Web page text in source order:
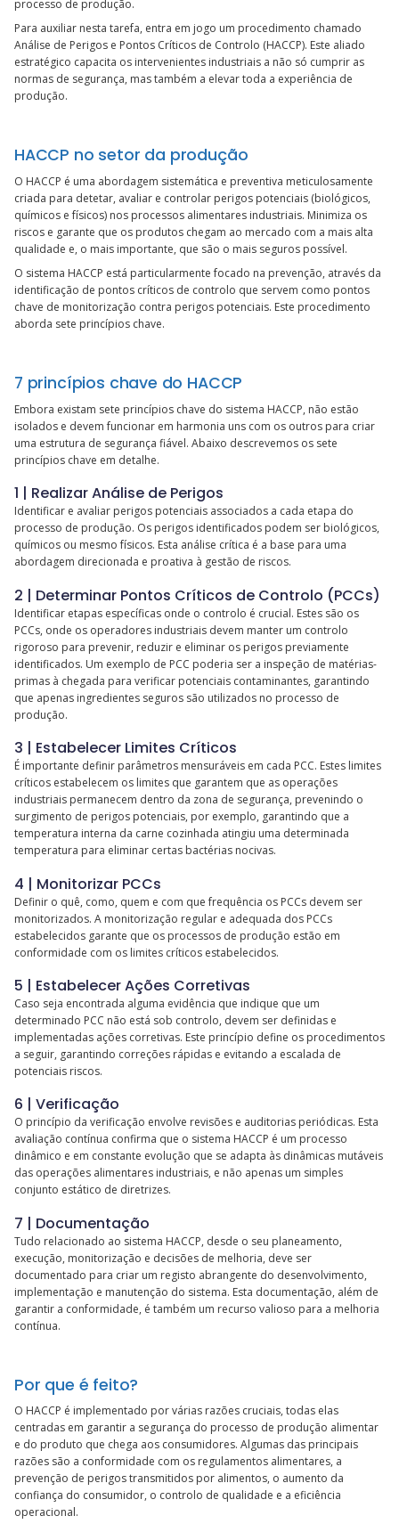
processo de produção.
Para auxiliar nesta tarefa, entra em jogo um procedimento chamado
Análise de Perigos e Pontos Críticos de Controlo (HACCP). Este aliado
estratégico capacita os intervenientes industriais a não só cumprir as
normas de segurança, mas também a elevar toda a experiência de
produção.
HACCP no setor da produção
O HACCP é uma abordagem sistemática e preventiva meticulosamente
criada para detetar, avaliar e controlar perigos potenciais (biológicos,
químicos e físicos) nos processos alimentares industriais. Minimiza os
riscos e garante que os produtos chegam ao mercado com a mais alta
qualidade e, o mais importante, que são o mais seguros possível.
O sistema HACCP está particularmente focado na prevenção, através da
identificação de pontos críticos de controlo que servem como pontos
chave de monitorização contra perigos potenciais. Este procedimento
aborda sete princípios chave.
7 princípios chave do HACCP
Embora existam sete princípios chave do sistema HACCP, não estão
isolados e devem funcionar em harmonia uns com os outros para criar
uma estrutura de segurança fiável. Abaixo descrevemos os sete
princípios chave em detalhe.
1 | Realizar Análise de Perigos
Identificar e avaliar perigos potenciais associados a cada etapa do
processo de produção. Os perigos identificados podem ser biológicos,
químicos ou mesmo físicos. Esta análise crítica é a base para uma
abordagem direcionada e proativa à gestão de riscos.
2 | Determinar Pontos Críticos de Controlo (PCCs)
Identificar etapas específicas onde o controlo é crucial. Estes são os
PCCs, onde os operadores industriais devem manter um controlo
rigoroso para prevenir, reduzir e eliminar os perigos previamente
identificados. Um exemplo de PCC poderia ser a inspeção de matérias-
primas à chegada para verificar potenciais contaminantes, garantindo
que apenas ingredientes seguros são utilizados no processo de
produção.
3 | Estabelecer Limites Críticos
É importante definir parâmetros mensuráveis em cada PCC. Estes limites
críticos estabelecem os limites que garantem que as operações
industriais permanecem dentro da zona de segurança, prevenindo o
surgimento de perigos potenciais, por exemplo, garantindo que a
temperatura interna da carne cozinhada atingiu uma determinada
temperatura para eliminar certas bactérias nocivas.
4 | Monitorizar PCCs
Definir o quê, como, quem e com que frequência os PCCs devem ser
monitorizados. A monitorização regular e adequada dos PCCs
estabelecidos garante que os processos de produção estão em
conformidade com os limites críticos estabelecidos.
5 | Estabelecer Ações Corretivas
Caso seja encontrada alguma evidência que indique que um
determinado PCC não está sob controlo, devem ser definidas e
implementadas ações corretivas. Este princípio define os procedimentos
a seguir, garantindo correções rápidas e evitando a escalada de
potenciais riscos.
6 | Verificação
O princípio da verificação envolve revisões e auditorias periódicas. Esta
avaliação contínua confirma que o sistema HACCP é um processo
dinâmico e em constante evolução que se adapta às dinâmicas mutáveis
das operações alimentares industriais, e não apenas um simples
conjunto estático de diretrizes.
7 | Documentação
Tudo relacionado ao sistema HACCP, desde o seu planeamento,
execução, monitorização e decisões de melhoria, deve ser
documentado para criar um registo abrangente do desenvolvimento,
implementação e manutenção do sistema. Esta documentação, além de
garantir a conformidade, é também um recurso valioso para a melhoria
contínua.
Por que é feito?
O HACCP é implementado por várias razões cruciais, todas elas
centradas em garantir a segurança do processo de produção alimentar
e do produto que chega aos consumidores. Algumas das principais
razões são a conformidade com os regulamentos alimentares, a
prevenção de perigos transmitidos por alimentos, o aumento da
confiança do consumidor, o controlo de qualidade e a eficiência
operacional.